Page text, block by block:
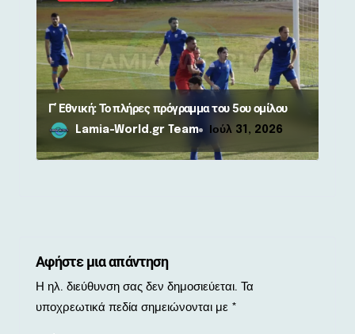
Γ’ Εθνική: Το πλήρες πρόγραμμα του 5ου ομίλου
Lamia-World.gr Team Ιούλ 31, 2026
Αφήστε μια απάντηση
Η ηλ. διεύθυνση σας δεν δημοσιεύεται. Τα
υποχρεωτικά πεδία σημειώνονται με *